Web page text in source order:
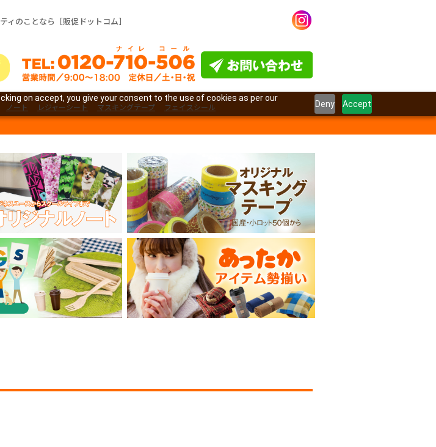
on accept, you give your consent to the use of cookies as per our
Deny Accept
のことなら［販促ドットコム］
ノート レジャーシート マスキングテープ フェイスシール